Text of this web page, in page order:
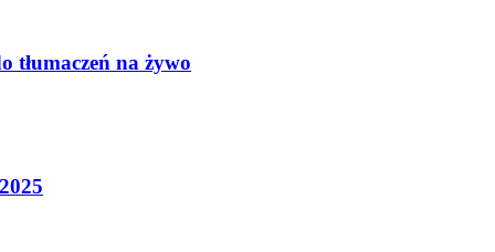
tłumaczeń na żywo